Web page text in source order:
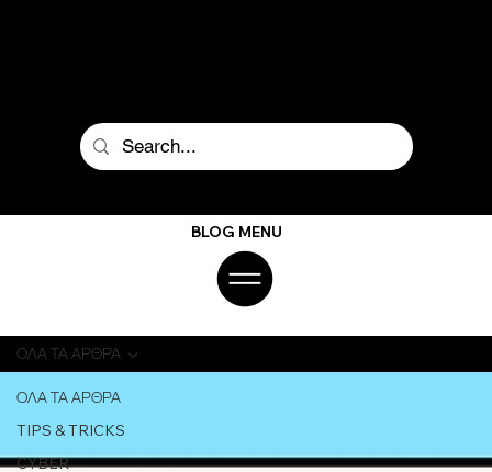
BLOG MENU
ΟΛΑ ΤΑ ΑΡΘΡΑ
TIPS & TRICKS
CYBER
ΟΛΑ ΤΑ ΑΡΘΡΑ